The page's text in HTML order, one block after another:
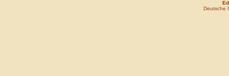
Deutsche